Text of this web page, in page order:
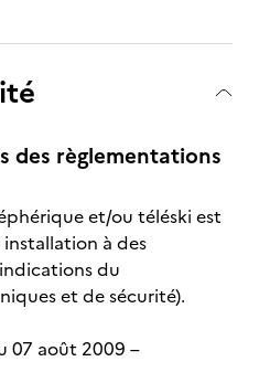
des règlementations
et/ou téléski est
à des
du
et de sécurité).
07 août 2009 –